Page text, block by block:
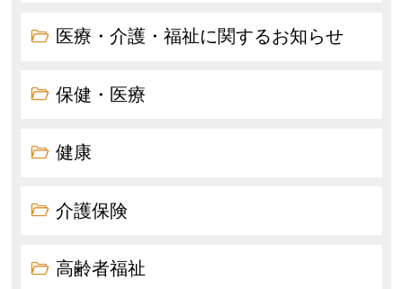
医療・介護・福祉に関するお知らせ
保健・医療
健康
介護保険
高齢者福祉